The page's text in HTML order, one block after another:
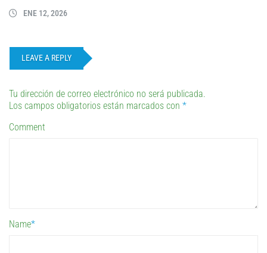
ENE 12, 2026
LEAVE A REPLY
Tu dirección de correo electrónico no será publicada.
Los campos obligatorios están marcados con *
Comment
Name*